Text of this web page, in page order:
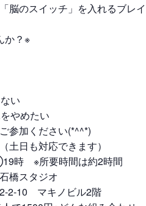
脳のスイッチ」を入れるブレイ
か？※
い
やめたい
参加ください(*^^*)
土日も対応できます）
時 ※所要時間は約2時間
橋スタジオ
2-10 マキノビル2階